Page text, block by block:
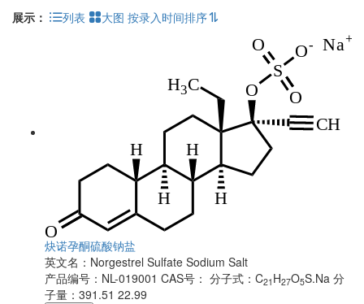
展示：
列表 大图 按录入时间排序
炔诺孕酮硫酸钠盐
英文名： Norgestrel Sulfate Sodium Salt
产品编号：NL-019001 CAS号： 分子式：C21 H27O5S.Na 分
子量：391.51 22.99